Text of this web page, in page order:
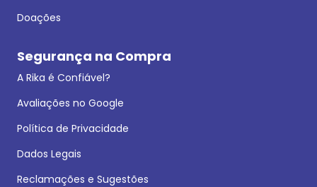
Doações
Segurança na Compra
A Rika é Confiável?
Avaliações no Google
Política de Privacidade
Dados Legais
Reclamações e Sugestões